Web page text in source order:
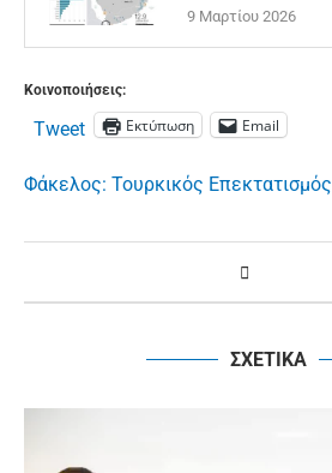
9 Μαρτίου 2026
Κοινοποιήσεις:
Tweet Εκτύπωση Email
Φάκελος: Τουρκικός Επεκτατισμός
ΣΧΕΤΙΚΑ